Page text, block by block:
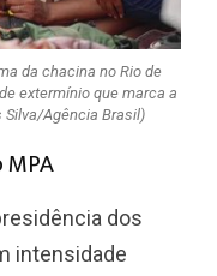
da chacina no Rio de
extermínio que marca a
Silva/Agência Brasil)
dos
intensidade